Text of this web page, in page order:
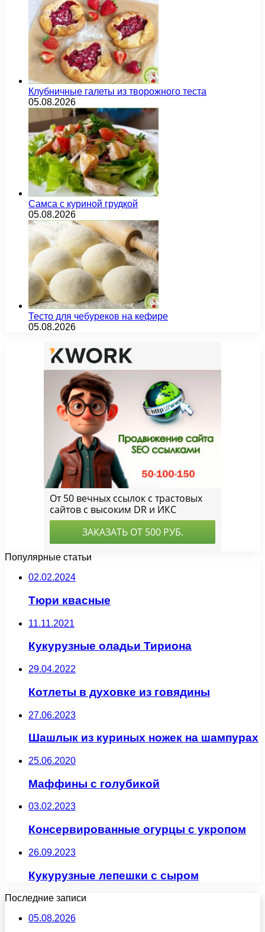
Клубничные галеты из творожного теста
05.08.2026
Самса с куриной грудкой
05.08.2026
Тесто для чебуреков на кефире
05.08.2026
Популярные статьи
02.02.2024
Тюри квасные
11.11.2021
Кукурузные оладьи Тириона
29.04.2022
Котлеты в духовке из говядины
27.06.2023
Шашлык из куриных ножек на шампурах
25.06.2020
Маффины с голубикой
03.02.2023
Консервированные огурцы с укропом
26.09.2023
Кукурузные лепешки с сыром
Последние записи
05.08.2026